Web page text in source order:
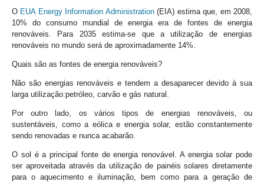
O EUA Energy Information Administration(EIA) estima que, em 2008,
10% do consumo mundial de energia era de fontes de energia
renováveis. Para 2035 estima-se que a utilização de energias
renováveis no mundo será de aproximadamente 14%.
Quais são as fontes de energia renováveis?
Não são energias renováveis e tendem a desaparecer devido à sua
larga utilização:petróleo, carvão e gás natural.
Por outro lado, os vários tipos de energias renováveis, ou
sustentáveis, como a eólica e energia solar, estão constantemente
sendo renovadas e nunca acabarão.
O sol é a principal fonte de energia renovável. A energia solar pode
ser aproveitada através da utilização de painéis solares diretamente
para o aquecimento e iluminação, bem como para a geração de